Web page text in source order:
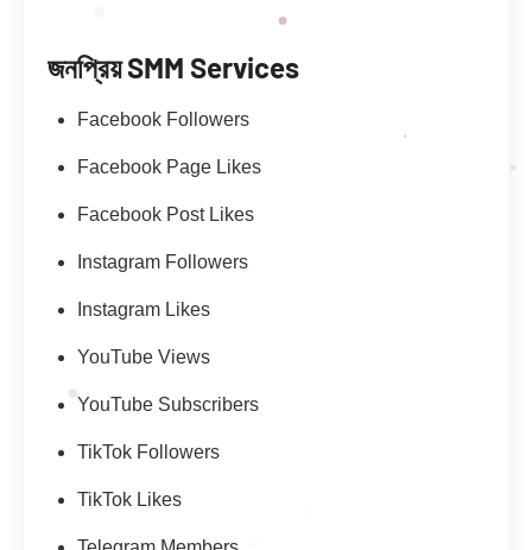
জনপ্রিয় SMM Services
Facebook Followers
Facebook Page Likes
Facebook Post Likes
Instagram Followers
Instagram Likes
YouTube Views
YouTube Subscribers
TikTok Followers
TikTok Likes